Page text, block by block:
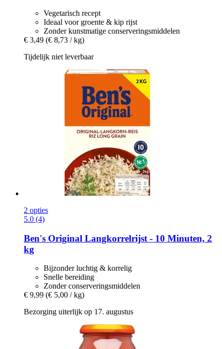
Vegetarisch recept
Ideaal voor groente & kip rijst
Zonder kunstmatige conserveringsmiddelen
€ 3,49 (€ 8,73 / kg)
Tijdelijk niet leverbaar
2 opties
5.0 (4)
Ben's Original Langkorrelrijst -​ 10 Minuten, 2
kg
Bijzonder luchtig & korrelig
Snelle bereiding
Zonder conserveringsmiddelen
€ 9,99 (€ 5,00 / kg)
Bezorging uiterlijk op 17. augustus